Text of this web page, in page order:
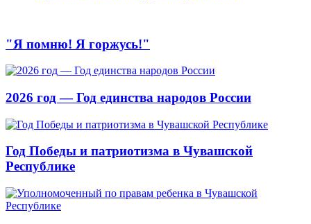
"Я помню! Я горжусь!"
2026 год — Год единства народов России
Год Победы и патриотизма в Чувашской
Республике